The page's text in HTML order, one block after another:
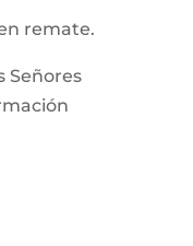
remate.
Señores